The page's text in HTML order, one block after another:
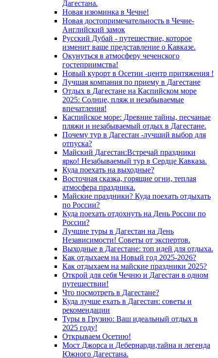
Дагестана.
Новая изюминка в Чечне!
Новая достопримечательность в Чечне-
Английский замок
Русский Дубай - путешествие, которое
изменит ваше представление о Кавказе.
Окунуться в атмосферу чеченского
гостеприимства!
Новый курорт в Осетии -центр притяжения !
Лучшая компания по приему в Дагестане
Отдых в Дагестане на Каспийском море
2025: Солнце, пляж и незабываемые
впечатления!
Каспийское море: Древние тайны, песчаные
пляжи и незабываемый отдых в Дагестане.
Почему тур в Дагестан -лучший выбор для
отпуска?
Майский Дагестан:Встречай праздники
ярко! Незабываемый тур в Сердце Кавказа.
Куда поехать на выходные?
Восточная сказка, горящие огни, теплая
атмосфера праздника.
Майские праздники? Куда поехать отдыхать
по России?
Куда поехать отдохнуть на День России по
России?
Лучшие туры в Дагестан на День
Независимости! Советы от экспертов.
Выходные в Дагестане: топ идей для отдыха.
Как отдыхаем на Новый год 2025-2026?
Как отдыхаем на майские праздники 2025?
Открой для себя Чечню и Дагестан в одном
путешествии!
Что посмотреть в Дагестане?
Куда лучше ехать в Дагестан: советы и
рекомендации
Туры в Грузию: Ваш идеальный отдых в
2025 году!
Открываем Осетию!
Мост Джорса и Дебернарди,тайна и легенда
Южного Дагестана.